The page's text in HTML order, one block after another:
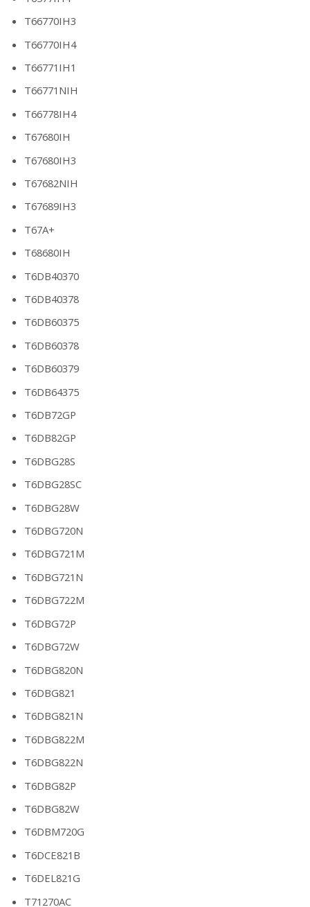
T66770IH3
T66770IH4
T66771IH1
T66771NIH
T66778IH4
T67680IH
T67680IH3
T67682NIH
T67689IH3
T67A+
T68680IH
T6DB40370
T6DB40378
T6DB60375
T6DB60378
T6DB60379
T6DB64375
T6DB72GP
T6DB82GP
T6DBG28S
T6DBG28SC
T6DBG28W
T6DBG720N
T6DBG721M
T6DBG721N
T6DBG722M
T6DBG72P
T6DBG72W
T6DBG820N
T6DBG821
T6DBG821N
T6DBG822M
T6DBG822N
T6DBG82P
T6DBG82W
T6DBM720G
T6DCE821B
T6DEL821G
T71270AC